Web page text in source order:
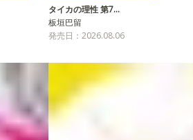
タイカの理性 第7…
板垣巴留
発売日：2026.08.06